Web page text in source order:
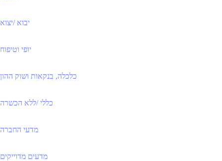
יבוא /יצוא
יופי וטיפוח
כלכלה, בנקאות ושוק ההון
כללי /ללא הכשרה
מדעי החברה
מדעים מדוייקים